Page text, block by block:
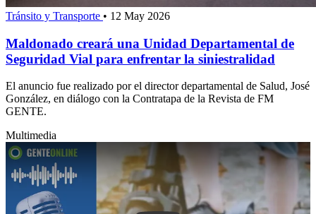
Tránsito y Transporte • 12 May 2026
Maldonado creará una Unidad Departamental de
Seguridad Vial para enfrentar la siniestralidad
El anuncio fue realizado por el director departamental de Salud, José
González, en diálogo con la Contratapa de la Revista de FM
GENTE.
Multimedia